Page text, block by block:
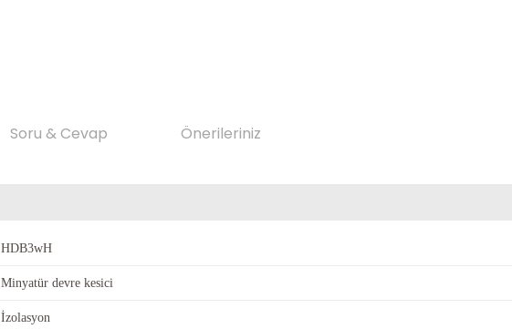
Soru & Cevap Önerileriniz
HDB3wH
Minyatür devre kesici
İzolasyon